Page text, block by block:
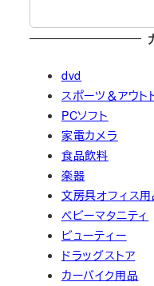
dvd
スポーツ＆アウト
PCソフト
家電カメラ
食品飲料
楽器
文房具オフィス用
ベビーマタニティ
ビューティー
ドラッグストア
カーバイク用品